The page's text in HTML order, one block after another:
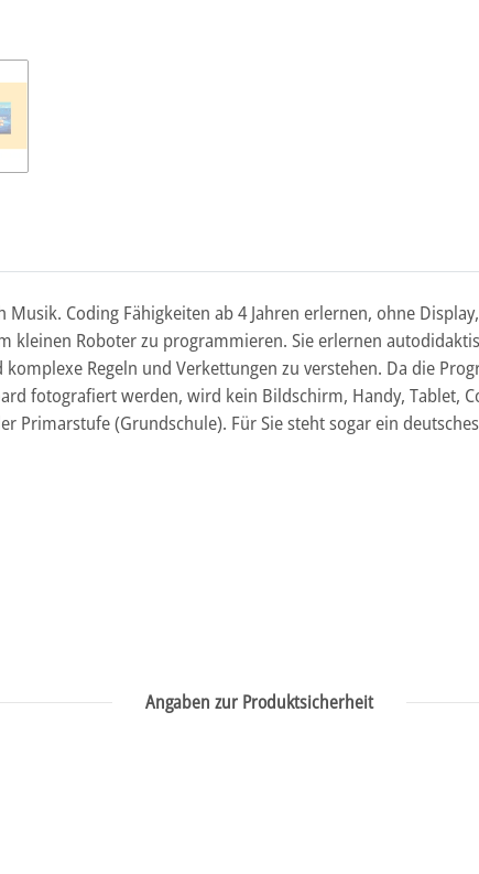
Coding Fähigkeiten ab 4 Jahren erlernen, ohne
kleinen Roboter zu programmieren. Sie erlernen
Regeln und Verkettungen zu verstehen. Da die
fotografiert werden, wird kein Bildschirm, Handy, Tablet,
Primarstufe (Grundschule). Für Sie steht sogar ein
Angaben zur Produktsicherheit